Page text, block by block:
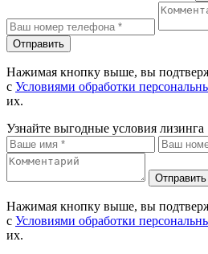
Отправить
Нажимая кнопку выше, вы
с Условиями обработки
их.
Узнайте выгодные условия лизинга
Отправить
Нажимая кнопку выше, вы
с Условиями обработки
их.